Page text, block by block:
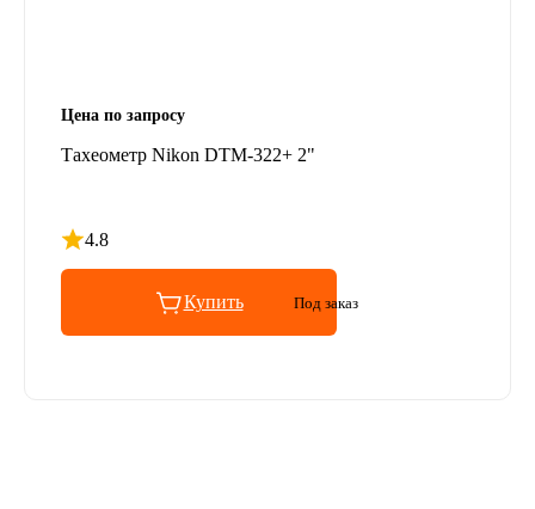
Цена по запросу
Тахеометр Nikon DTM-322+ 2"
4.8
Рейтинг 4.8 из 5
Купить Под заказ